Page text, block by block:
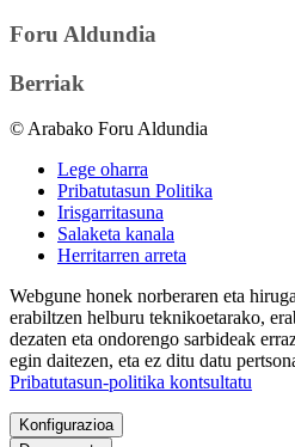
Foru Aldundia
Berriak
© Arabako Foru Aldundia
Lege oharra
Pribatutasun Politika
Irisgarritasuna
Salaketa kanala
Herritarren arreta
Webgune honek norberaren eta
erabiltzen helburu teknikoetarako,
dezaten eta ondorengo sarbideak
egin daitezen, eta ez ditu datu
Pribatutasun-politika kontsultatu
Konfigurazioa